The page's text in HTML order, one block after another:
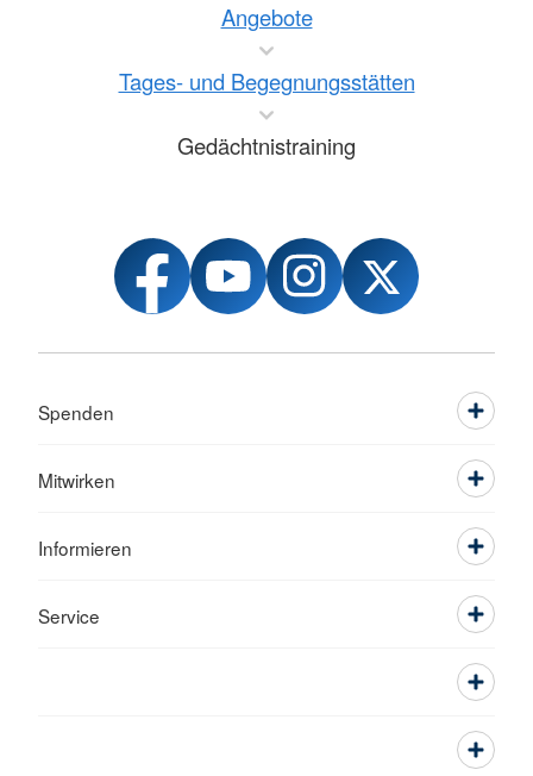
Angebote
Tages- und Begegnungsstätten
Gedächtnistraining
Spenden
Mitwirken
Informieren
Service